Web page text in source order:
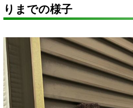
りまでの様子